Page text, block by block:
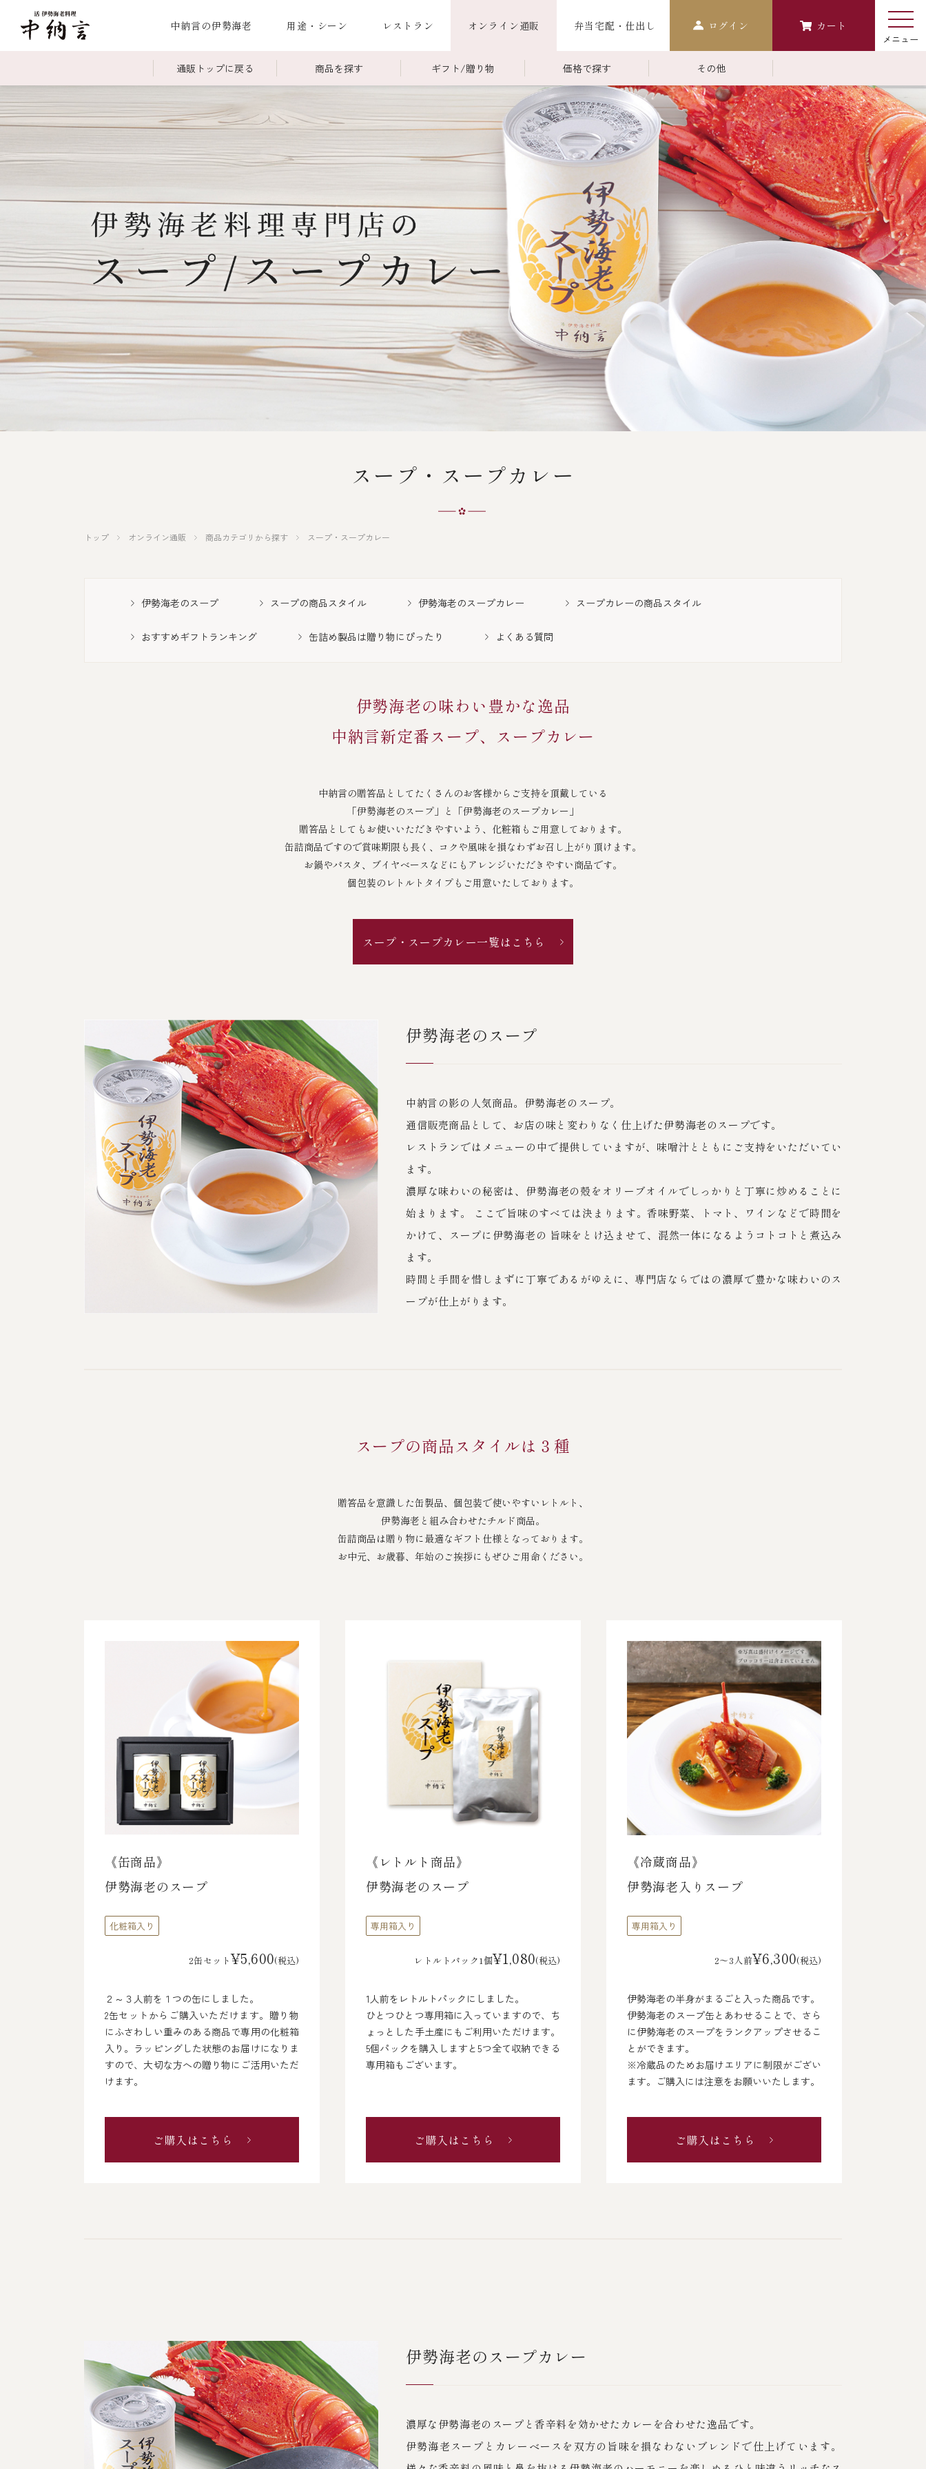
中納言の伊勢海老 用途・シーン レストラン オンライン通販 弁当宅配・仕出し ログイン カート
通販トップに戻る 商品を探す
検索
海鮮鍋
スープ・スープカレー
伊勢海老料理（中納言厨房）
その他
ごちそう重
お食い初め重
海鮮ＢＢＱ
お味噌汁
お弁当（冷凍）
おせち
おせち冷凍
調味料
レストラン商品
中納言 鉄板焼ひかり
ギフト/贈り物 価格で探す
～￥2,999 ￥3,000～￥4,999 ￥5,000～￥9,999 ￥10,000～￥14,999
￥15,000～￥19,999 ￥20,000～
その他
全商品一覧 冷凍商品一覧 冷蔵商品一覧 常温商品一覧
伊勢海老料理一覧 季節限定商品 ご利用ガイド
スープ・スープカレー
トップ オンライン通販 商品カテゴリから探す スープ・スープカレー
伊勢海老のスープ スープの商品スタイル 伊勢海老のスープカレー スープカレーの商品スタイル
おすすめギフトランキング 缶詰め製品は贈り物にぴったり よくある質問
伊勢海老の味わい豊かな逸品
中納言新定番スープ、スープカレー
中納言の贈答品としてたくさんのお客様からご支持を頂戴している
「伊勢海老のスープ」と「伊勢海老のスープカレー」
贈答品としてもお使いいただきやすいよう、化粧箱もご用意しております。
缶詰商品ですので賞味期限も長く、コクや風味を損なわずお召し上がり頂けます。
お鍋やパスタ、ブイヤベースなどにもアレンジいただきやすい商品です。
個包装のレトルトタイプもご用意いたしております。
スープ・スープカレー一覧はこちら
伊勢海老のスープ
中納言の影の人気商品。伊勢海老のスープ。
通信販売商品として、お店の味と変わりなく仕上げた伊勢海老のスープです。
レストランではメニューの中で提供していますが、味噌汁とともにご支持をいただいてい
ます。
濃厚な味わいの秘密は、伊勢海老の殻をオリーブオイルでしっかりと丁寧に炒めることに
始まります。 ここで旨味のすべては決まります。香味野菜、トマト、ワインなどで時間を
かけて、スープに伊勢海老の 旨味をとけ込ませて、混然一体になるようコトコトと煮込み
ます。
時間と手間を惜しまずに丁寧であるがゆえに、専門店ならではの濃厚で豊かな味わいのス
ープが仕上がります。
スープの商品スタイルは３種
贈答品を意識した缶製品、 個包装で使いやすいレトルト、
伊勢海老と組み合わせたチルド商品。
缶詰商品は贈り物に最適なギフト仕様となっております。
お中元、お歳暮、年始のご挨拶にもぜひご用命ください。
《缶商品》
伊勢海老のスープ
化粧箱入り
2缶セット¥5,600(税込)
２～３人前を１つの缶にしました。
2缶セットからご購入いただけます。贈り物
にふさわしい重みのある商品で専用の化粧箱
入り。ラッピングした状態のお届けになりま
すので、大切な方への贈り物にご活用いただ
けます。
ご購入はこちら
《レトルト商品》
伊勢海老のスープ
専用箱入り
レトルトパック1個¥1,080(税込)
1人前をレトルトパックにしました。
ひとつひとつ専用箱に入っていますので、ち
ょっとした手土産にもご利用いただけます。
5個パックを購入しますと5つ全て収納できる
専用箱もございます。
ご購入はこちら
《冷蔵商品》
伊勢海老入りスープ
専用箱入り
2～3人前¥6,300(税込)
伊勢海老の半身がまるごと入った商品です。
伊勢海老のスープ缶とあわせることで、さら
に伊勢海老のスープをランクアップさせるこ
とができます。
※冷蔵品のためお届けエリアに制限がござい
ます。ご購入には注意をお願いいたします。
ご購入はこちら
伊勢海老のスープカレー
濃厚な伊勢海老のスープと香辛料を効かせたカレーを合わせた逸品です。
伊勢海老スープとカレーベースを双方の旨味を損なわないブレンドで仕上げています。